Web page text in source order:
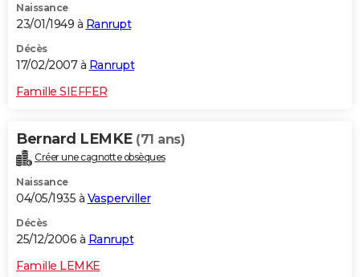
Naissance
23/01/1949 à Ranrupt
Décès
17/02/2007 à Ranrupt
Famille SIEFFER
Bernard LEMKE (71 ans)
Créer une cagnotte obsèques
Naissance
04/05/1935 à Vasperviller
Décès
25/12/2006 à Ranrupt
Famille LEMKE